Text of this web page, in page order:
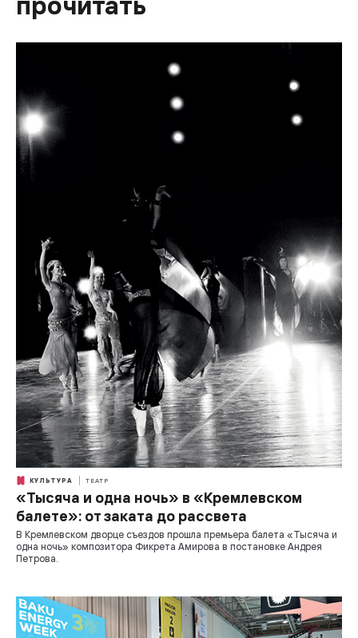
КУЛЬТУРА ТЕАТР
«Тысяча и одна ночь» в «Кремлевском
балете»: от заката до рассвета
В Кремлевском дворце съездов прошла премьера балета «Тысяча и
одна ночь» композитора Фикрета Амирова в постановке Андрея
Петрова.